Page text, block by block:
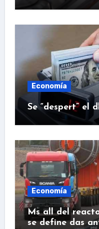
Economía
Se “despert” el
Economía
Ms all del
se define das